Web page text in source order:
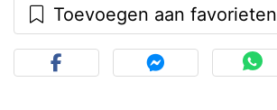
Toevoegen aan favorieten